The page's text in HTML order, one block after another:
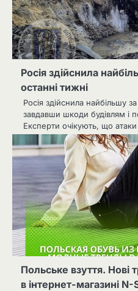
Росія здійснила
останні тижні
Росія здійснила найбільшу
завдавши шкоди будівлям і
Експерти очікують, що атаки
Польське взуття. Нові
в інтернет-магазині N-